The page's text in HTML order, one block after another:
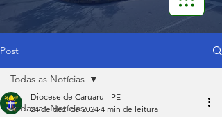
Post
Todas as Notícias
Todas as Notícias
Diocese de Caruaru - PE
24 de dez. de 2024 4 min de leitura